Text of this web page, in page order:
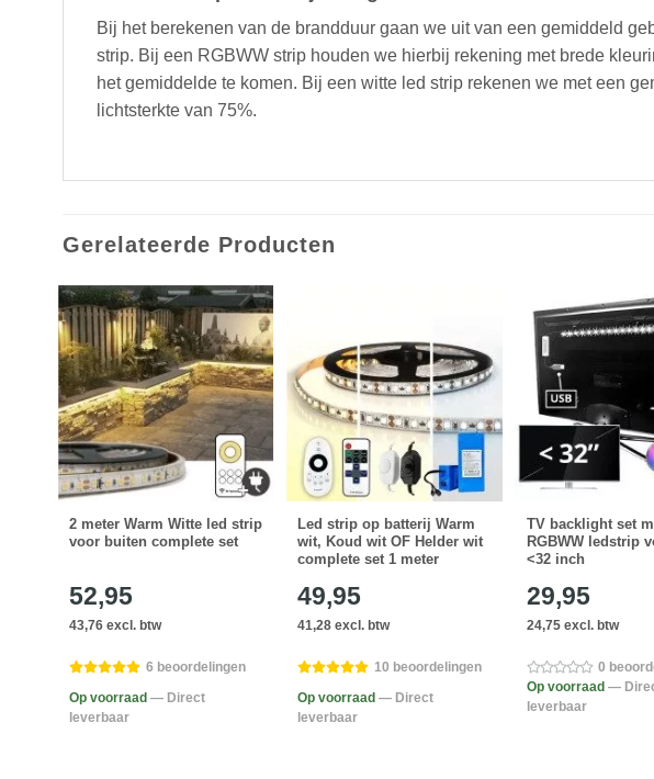
Bij het berekenen van de brandduur gaan we uit van een gemiddeld
strip. Bij een RGBWW strip houden we hierbij rekening met brede
het gemiddelde te komen. Bij een witte led strip rekenen we met een
lichtsterkte van 75%.
Gerelateerde Producten
2 meter Warm Witte led strip
voor buiten complete set
52,95
43,76 excl. btw
6 beoordelingen
Op voorraad — Direct
leverbaar
Led strip op batterij Warm
wit, Koud wit OF Helder wit
complete set 1 meter
49,95
41,28 excl. btw
10 beoordelingen
Op voorraad — Direct
leverbaar
TV backlight set
RGBWW ledstrip
<32 inch
29,95
24,75 excl. btw
0
Op voorraad —
leverbaar